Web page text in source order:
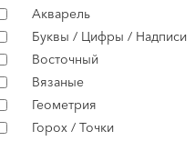
Акварель
Буквы / Цифры / Надписи
Восточный
Вязаные
Геометрия
Горох / Точки